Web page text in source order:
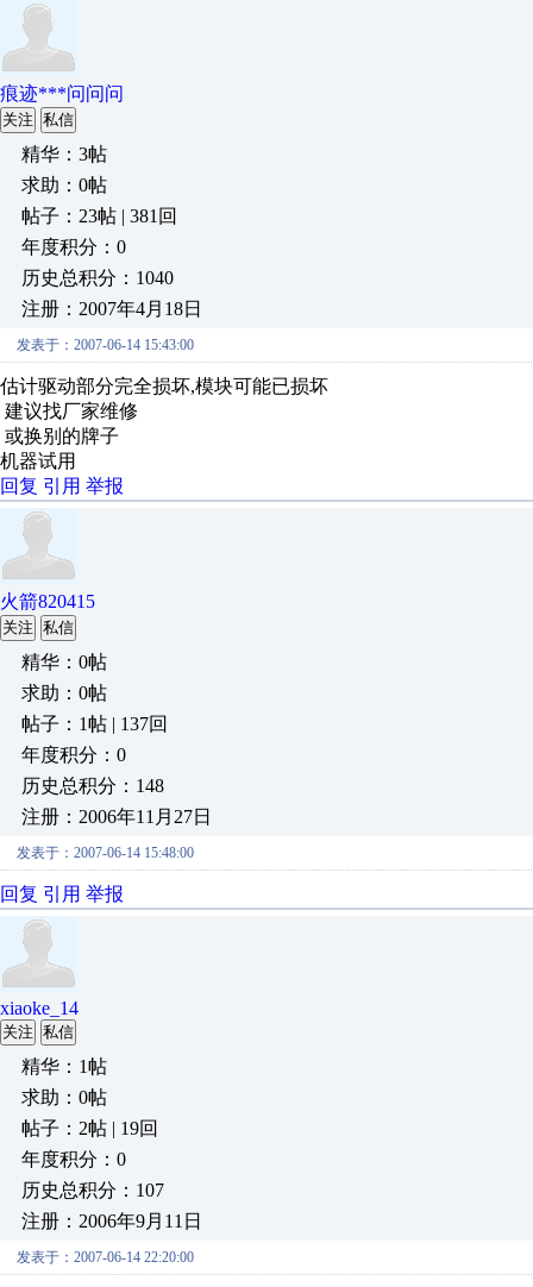
痕迹***问问问
关注 私信
精华：3帖
求助：0帖
帖子：23帖 | 381回
年度积分：0
历史总积分：1040
注册：2007年4月18日
发表于：2007-06-14 15:43:00
估计驱动部分完全损坏,模块可能已损坏
建议找厂家维修
或换别的牌子
机器试用
回复 引用 举报
火箭820415
关注 私信
精华：0帖
求助：0帖
帖子：1帖 | 137回
年度积分：0
历史总积分：148
注册：2006年11月27日
发表于：2007-06-14 15:48:00
回复 引用 举报
xiaoke_14
关注 私信
精华：1帖
求助：0帖
帖子：2帖 | 19回
年度积分：0
历史总积分：107
注册：2006年9月11日
发表于：2007-06-14 22:20:00